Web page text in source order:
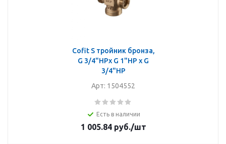
Cofit S тройник бронза,
G 3/4"НРx G 1"НР x G
3/4"НР
Арт: 1504552
Есть в наличии
1 005.84руб./шт